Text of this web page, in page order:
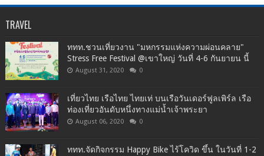
TRAVEL
ททท.ชวนเที่ยวงาน "มหกรรมแห่งความผ่อนคลาย"
Stress Free Festival @เขาใหญ่ วันที่ 4-6 กันยายน นี้
August 31, 2020 0
เที่ยวไทย เรือไทย ไทยเท่ บนเรือวันเดอร์ฟูลเพิร์ล เรือ
ท่องเที่ยวอันดับหนึ่งทางแม่น้ำเจ้าพระยา
August 06, 2020 0
ททท.จัดกิจกรรม Happy Bike ไร้โควิด ขึ้น ในวันที่ 1-2